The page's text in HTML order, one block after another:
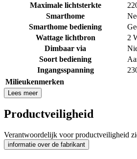
Maximale lichtsterkte
Smarthome
Smarthome bediening
Wattage lichtbron
2
Dimbaar via
Soort bediening
Ingangsspanning
Milieukenmerken
Lees meer
Productveiligheid
Verantwoordelijk voor productveiligheid
informatie over de fabrikant